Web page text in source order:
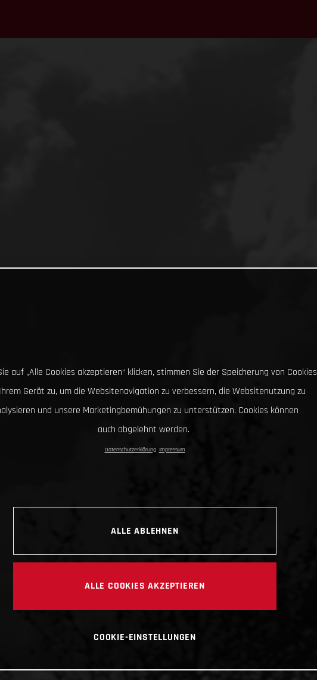
auf „Alle Cookies akzeptieren“ klicken, stimmen Sie der Speicherung von Cookies
Gerät zu, um die Websitenavigation zu verbessern, die Websitenutzung zu
und unsere Marketingbemühungen zu unterstützen. Cookies können
auch abgelehnt werden.
Datenschutzerklärung Impressum
ALLE ABLEHNEN
ALLE COOKIES AKZEPTIEREN
COOKIE-EINSTELLUNGEN